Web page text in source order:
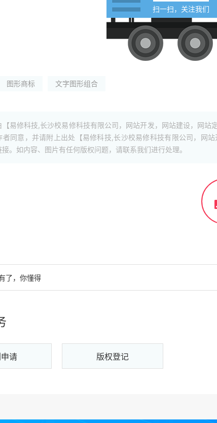
扫一扫，关注我们
图形商标 文字图形组合
【易修科技,长沙校易修科技有限公司，网站开发，网站建设，网
者同意，并请附上出处【易修科技,长沙校易修科技有限公司，网
。如内容、图片有任何版权问题，请联系我们进行处理。
了，你懂得
请 版权登记